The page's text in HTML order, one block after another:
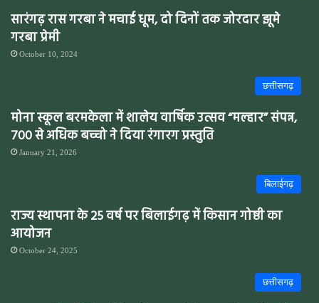
सारंगढ़ रास गरबा ने मचाई धूम, दो दिनों तक जोरदार झूमे
गरबा प्रेमी
October 10, 2024
छत्तीसगढ़
मोना स्कूल बरमकेला में शालेय वार्षिक उत्सव “मल्हार” संपन्न,
700 से अधिक बच्चो ने दिया रंगारग प्रस्तुति
January 21, 2026
बिलाईगढ़
राज्य स्थापना के 25 वर्ष पर बिलाईगढ़ में किसान गोष्ठी का
आयोजन
October 24, 2025
छत्तीसगढ़